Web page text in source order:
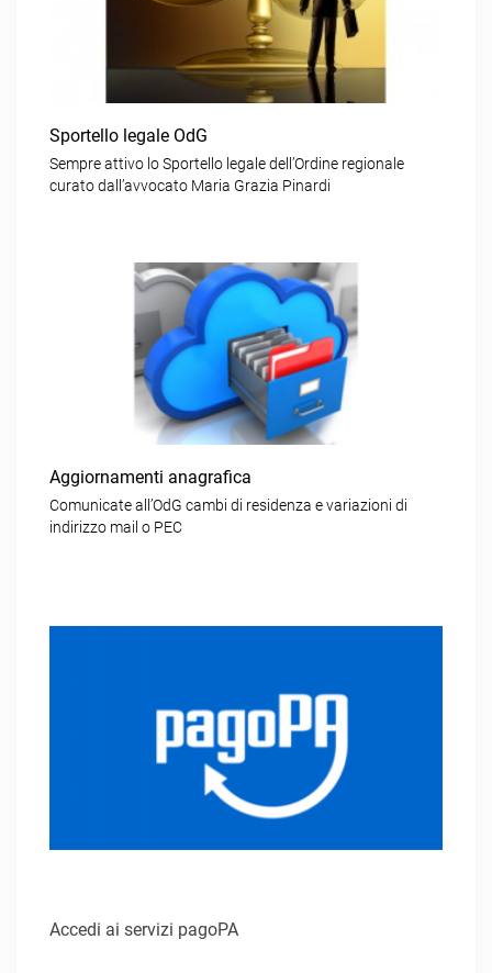
Sportello legale OdG
Sempre attivo lo Sportello legale dell’Ordine regionale
curato dall’avvocato Maria Grazia Pinardi
Aggiornamenti anagrafica
Comunicate all’OdG cambi di residenza e variazioni di
indirizzo mail o PEC
Accedi ai servizi pagoPA